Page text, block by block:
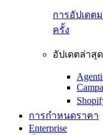
การอัปเดต
ครั้ง
อัปเดตล่าสุด
การกำหนดราคา
Enterprise